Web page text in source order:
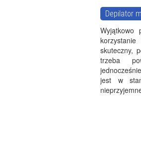
Depilator
Wyjątkowo
skuteczny,
trzeba
jest w